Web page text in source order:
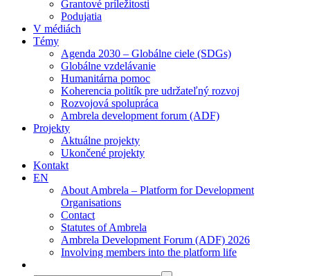
Grantové príležitosti
Podujatia
V médiách
Témy
Agenda 2030 – Globálne ciele (SDGs)
Globálne vzdelávanie
Humanitárna pomoc
Koherencia politík pre udržateľný rozvoj
Rozvojová spolupráca
Ambrela development forum (ADF)
Projekty
Aktuálne projekty
Ukončené projekty
Kontakt
EN
About Ambrela – Platform for Development
Organisations
Contact
Statutes of Ambrela
Ambrela Development Forum (ADF) 2026
Involving members into the platform life